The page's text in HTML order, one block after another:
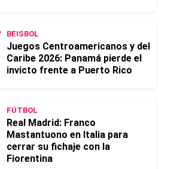
BEISBOL
Juegos Centroamericanos y del
Caribe 2026: Panamá pierde el
invicto frente a Puerto Rico
FÚTBOL
Real Madrid: Franco
Mastantuono en Italia para
cerrar su fichaje con la
Fiorentina